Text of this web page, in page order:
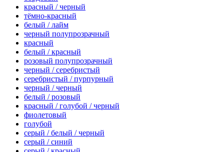
красный / черный
тёмно-красный
белый / лайм
черный полупрозрачный
красный
белый / красный
розовый полупрозрачный
черный / серебристый
серебристый / пурпурный
черный / черный
белый / розовый
красный / голубой / черный
фиолетовый
голубой
серый / белый / черный
серый / синий